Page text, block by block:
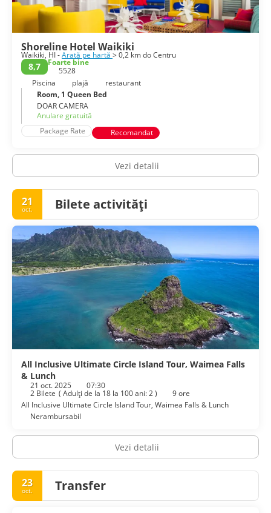
Shoreline Hotel Waikiki
Waikiki, HI -Arată pe hartă > 0,2 km do Centru
8,7
Foarte bine
5528
Piscina
plajă
restaurant
Room, 1 Queen Bed
DOAR CAMERA
Anulare gratuită
Package Rate
Recomandat
Vezi detalii
21
oct. Bilete activități
All Inclusive Ultimate Circle Island Tour, Waimea Falls
& Lunch
21 oct. 2025 07:30
2 Bilete ( Adulţi de la 18 la 100 ani: 2)
9 ore
All Inclusive Ultimate Circle Island Tour, Waimea Falls & Lunch
Nerambursabil
Vezi detalii
23
oct. Transfer